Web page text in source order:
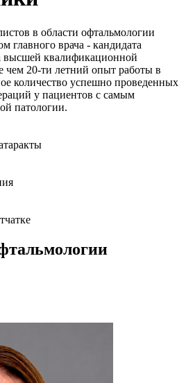
в области офтальмологии
главного врача - кандидата
высшей квалификационной
чем 20-ти летний опыт работы в
количество успешно проведенных
у пациентов с самым
патологии.